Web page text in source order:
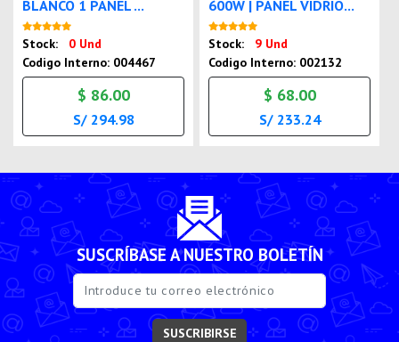
BLANCO 1 PANEL ...
Stock:
0 Und
Codigo Interno: 004467
$ 86.00
S/ 294.98
600W | PANEL VIDRIO...
Stock:
9 Und
Codigo Interno: 002132
$ 68.00
S/ 233.24
SUSCRÍBASE A NUESTRO BOLETÍN
SUSCRIBIRSE